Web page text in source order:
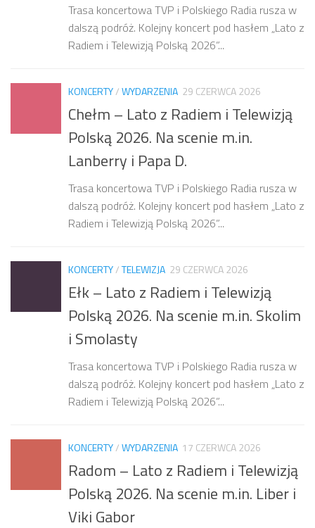
Trasa koncertowa TVP i Polskiego Radia rusza w
dalszą podróż. Kolejny koncert pod hasłem „Lato z
Radiem i Telewizją Polską 2026”...
KONCERTY/WYDARZENIA 29 CZERWCA 2026
Chełm – Lato z Radiem i Telewizją
Polską 2026. Na scenie m.in.
Lanberry i Papa D.
Trasa koncertowa TVP i Polskiego Radia rusza w
dalszą podróż. Kolejny koncert pod hasłem „Lato z
Radiem i Telewizją Polską 2026”...
KONCERTY/TELEWIZJA 29 CZERWCA 2026
Ełk – Lato z Radiem i Telewizją
Polską 2026. Na scenie m.in. Skolim
i Smolasty
Trasa koncertowa TVP i Polskiego Radia rusza w
dalszą podróż. Kolejny koncert pod hasłem „Lato z
Radiem i Telewizją Polską 2026”...
KONCERTY/WYDARZENIA 17 CZERWCA 2026
Radom – Lato z Radiem i Telewizją
Polską 2026. Na scenie m.in. Liber i
Viki Gabor